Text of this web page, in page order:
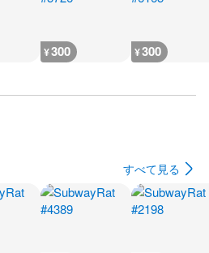
¥300 ¥300
すべて見る